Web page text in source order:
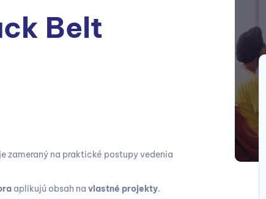
Belt
zameraný na praktické postupy vedenia
aplikujú obsah na vlastné projekty.